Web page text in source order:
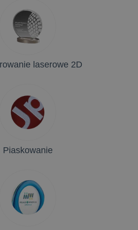
laserowe 2D
Piaskowanie